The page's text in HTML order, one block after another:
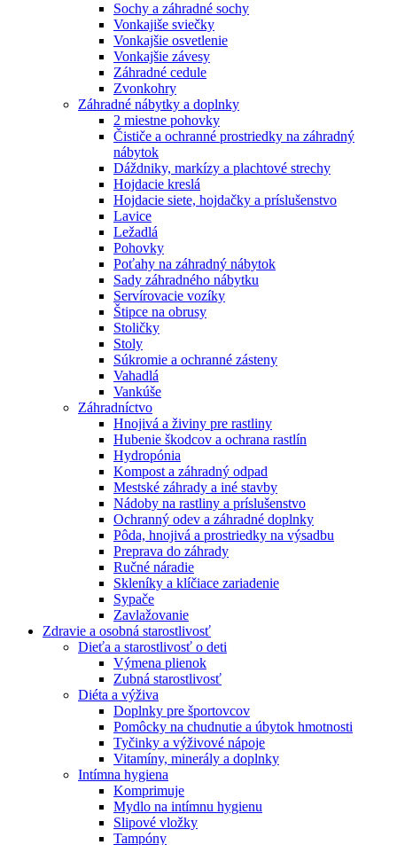
Sochy a záhradné sochy
Vonkajiše sviečky
Vonkajšie osvetlenie
Vonkajšie závesy
Záhradné cedule
Zvonkohry
Záhradné nábytky a doplnky
2 miestne pohovky
Čističe a ochranné prostriedky na záhradný
nábytok
Dáždniky, markízy a plachtové strechy
Hojdacie kreslá
Hojdacie siete, hojdačky a príslušenstvo
Lavice
Ležadlá
Pohovky
Poťahy na záhradný nábytok
Sady záhradného nábytku
Servírovacie vozíky
Štipce na obrusy
Stoličky
Stoly
Súkromie a ochranné zásteny
Vahadlá
Vankúše
Záhradníctvo
Hnojivá a živiny pre rastliny
Hubenie škodcov a ochrana rastlín
Hydropónia
Kompost a záhradný odpad
Mestské záhrady a iné stavby
Nádoby na rastliny a príslušenstvo
Ochranný odev a záhradné doplnky
Pôda, hnojivá a prostriedky na výsadbu
Preprava do záhrady
Ručné náradie
Skleníky a klíčiace zariadenie
Sypače
Zavlažovanie
Zdravie a osobná starostlivosť
Dieťa a starostlivosť o deti
Výmena plienok
Zubná starostlivosť
Diéta a výživa
Doplnky pre športovcov
Pomôcky na chudnutie a úbytok hmotnosti
Tyčinky a výživové nápoje
Vitamíny, minerály a doplnky
Intímna hygiena
Komprimuje
Mydlo na intímnu hygienu
Slipové vložky
Tampóny